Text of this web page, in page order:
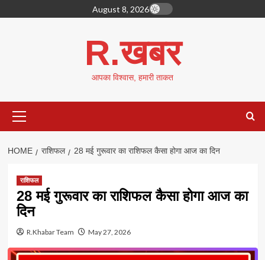
to
August 8, 2026
R.खबर
आपका विश्वास, हमारी ताकत
Menu
HOME राशिफल 28 मई गुरूवार का राशिफल कैसा होगा आज का दिन
राशिफल
28 मई गुरूवार का राशिफल कैसा होगा आज का
दिन
R.Khabar Team May 27, 2026